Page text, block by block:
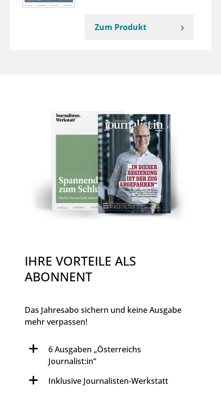
Zum Produkt
IHRE VORTEILE ALS
ABONNENT
Das Jahresabo sichern und keine Ausgabe
mehr verpassen!
6 Ausgaben „Österreichs
Journalist:in“
Inklusive Journalisten-Werkstatt